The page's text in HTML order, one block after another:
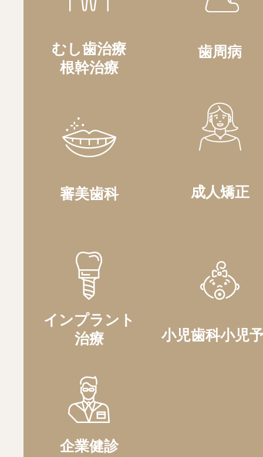
むし歯治療
根幹治療
歯周病
審美歯科 成人矯正
インプラント
治療
小児歯科小児
企業健診